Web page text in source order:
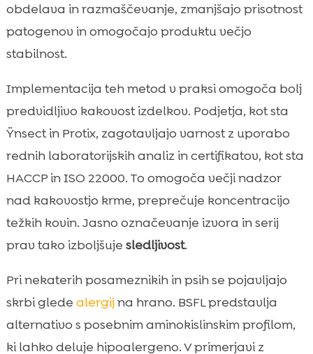
obdelava in razmaščevanje, zmanjšajo prisotnost
patogenov in omogočajo produktu večjo
stabilnost.
Implementacija teh metod v praksi omogoča bolj
predvidljivo kakovost izdelkov. Podjetja, kot sta
Ÿnsect in Protix, zagotavljajo varnost z uporabo
rednih laboratorijskih analiz in certifikatov, kot sta
HACCP in ISO 22000. To omogoča večji nadzor
nad kakovostjo krme, preprečuje koncentracijo
težkih kovin. Jasno označevanje izvora in serij
prav tako izboljšuje sledljivost.
Pri nekaterih posameznikih in psih se pojavljajo
skrbi glede alergijna hrano. BSFL predstavlja
alternativo s posebnim aminokislinskim profilom,
ki lahko deluje hipoalergeno. V primerjavi z